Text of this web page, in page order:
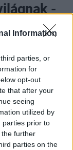
Information
parties, or
for
opt-out
that after your
seeing
utilized by
parties prior to
further
parties on the
-
hatására
tegnapi
elmondása
csak
a nagy